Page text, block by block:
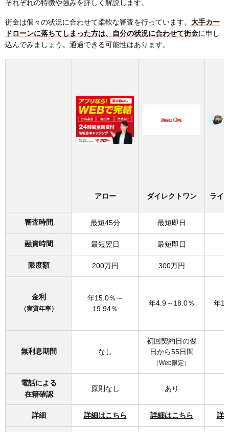
それぞれの特徴や強みを詳しく解説します。
街金は個々の状況に合わせて柔軟な審査を行っています。 大手カー
ドローンに落ちてしまった方は、自分の状況に合わせて街金に申し
込んでみましょう。通過できる可能性はあります。
アロー ダイレクトワン ライ
審査時間 最短45分 最短即日
融資時間 最短翌日 最短即日
限度額 200万円 300万円
金利
（実質年率）
年15.0％～
19.94％
年4.9～18.0％ 年
無利息期間 なし
初回契約日の翌
日から55日間
（Web限定）
電話による
在籍確認
原則なし あり
詳細 詳細はこちら 詳細はこちら 詳